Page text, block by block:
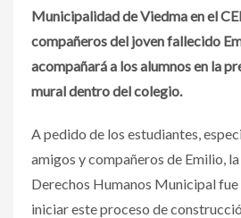
Municipalidad de Viedma en el
compañeros del joven fallecido
acompañará a los alumnos en la
mural dentro del colegio.
A pedido de los estudiantes,
amigos y compañeros de Emilio,
Derechos Humanos Municipal
iniciar este proceso de